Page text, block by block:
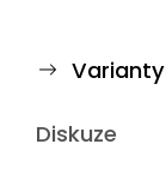
Varianty
Diskuze